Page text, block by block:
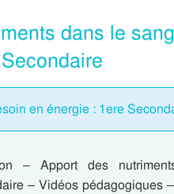
dans le
en énergie : 1ere
– Apport des
– Vidéos pédagogiques